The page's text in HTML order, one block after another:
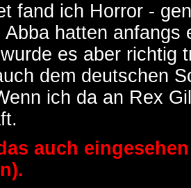
fand ich Horror -
hatten anfangs
es aber richtig
dem deutschen
ich da an Rex
auch